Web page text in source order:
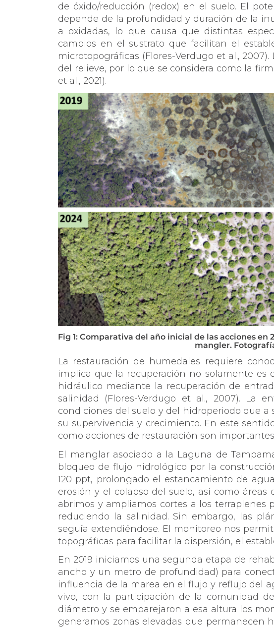
de óxido/reducción (redox) en el suelo. El
depende de la profundidad y duración de la
a oxidadas, lo que causa que distintas
cambios en el sustrato que facilitan el
microtopográficas (Flores-Verdugo et al.,
del relieve, por lo que se considera como la
et al., 2021).
Fig 1: Comparativa del año inicial de las acciones
mangler.
La restauración de humedales requiere
implica que la recuperación no solamente
hidráulico mediante la recuperación de
salinidad (Flores-Verdugo et al., 2007). La
condiciones del suelo y del hidroperiodo que
su supervivencia y crecimiento. En este
como acciones de restauración son
El manglar asociado a la Laguna de
bloqueo de flujo hidrológico por la
120 ppt, prolongado el estancamiento de
erosión y el colapso del suelo, así como
abrimos y ampliamos cortes a los
reduciendo la salinidad. Sin embargo, las
seguía extendiéndose. El monitoreo nos
topográficas para facilitar la dispersión, el
En 2019 iniciamos una segunda etapa de
ancho y un metro de profundidad) para
influencia de la marea en el flujo y reflujo del
vivo, con la participación de la comunidad
diámetro y se emparejaron a esa altura los
generamos zonas elevadas que permanecen